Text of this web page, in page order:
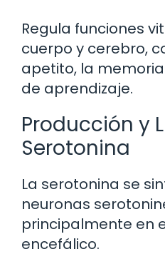
Regula funciones
cuerpo y cerebro,
apetito, la
de aprendizaje.
Producción y
Serotonina
La serotonina se
neuronas
principalmente en
encefálico.